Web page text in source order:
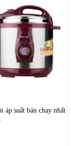
máy rửa xe
bảo trì và duy trì
áp suất bán chạy nhất